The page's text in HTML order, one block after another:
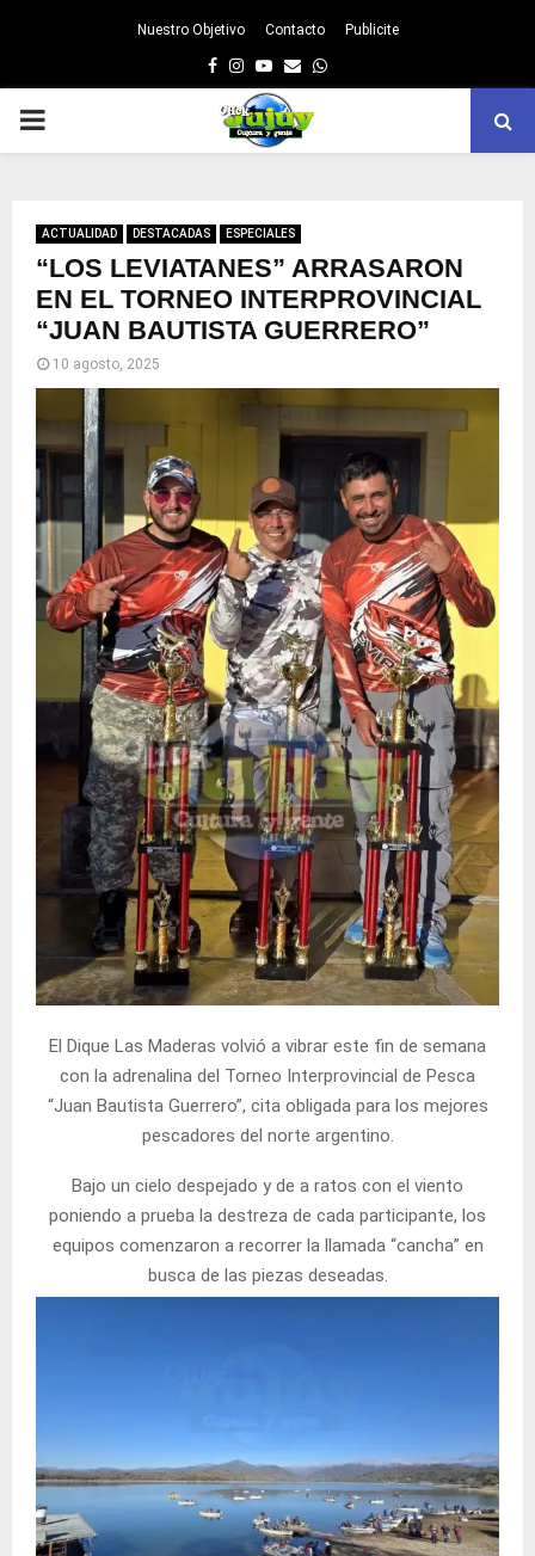
Nuestro Objetivo Contacto Publicite
Facebook
Instagram
Youtube
EmailWhatsapp
PRIMARY
ACTUALIDAD DESTACADAS ESPECIALES
“LOS LEVIATANES” ARRASARON
EN EL TORNEO INTERPROVINCIAL
“JUAN BAUTISTA GUERRERO”
10 agosto, 2025
El Dique Las Maderas volvió a vibrar este fin de semana
con la adrenalina del Torneo Interprovincial de Pesca
“Juan Bautista Guerrero”, cita obligada para los mejores
pescadores del norte argentino.
Bajo un cielo despejado y de a ratos con el viento
poniendo a prueba la destreza de cada participante, los
equipos comenzaron a recorrer la llamada “cancha” en
busca de las piezas deseadas.